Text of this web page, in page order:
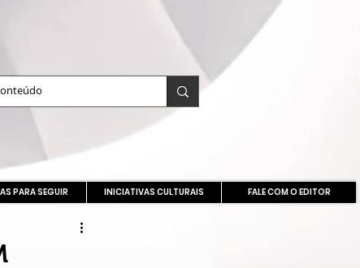
PARA SEGUIR INICIATIVAS CULTURAIS FALE COM O EDITOR